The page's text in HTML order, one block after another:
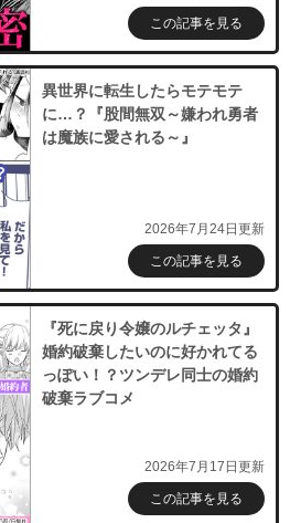
この記事を見る
異世界に転生したらモテモテ
に…？『股間無双～嫌われ勇者
は魔族に愛される～』
2026年7月24日更新
この記事を見る
『死に戻り令嬢のルチェッタ』
婚約破棄したいのに好かれてる
っぽい！？ツンデレ同士の婚約
破棄ラブコメ
2026年7月17日更新
この記事を見る